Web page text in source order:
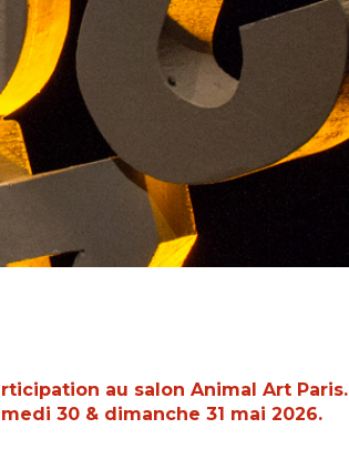
au salon Animal Art Paris.
30 & dimanche 31 mai 2026.